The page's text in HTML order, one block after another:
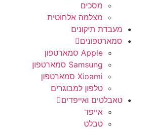
מסכים
מצלמה אלחוטית
מעבדת תיקונים
סמארטפונים
Apple סמארטפון
Samsung סמארטפון
Xioami סמארטפון
טלפון למבוגרים
טאבלטים ואייפדים
אייפד
טבלט